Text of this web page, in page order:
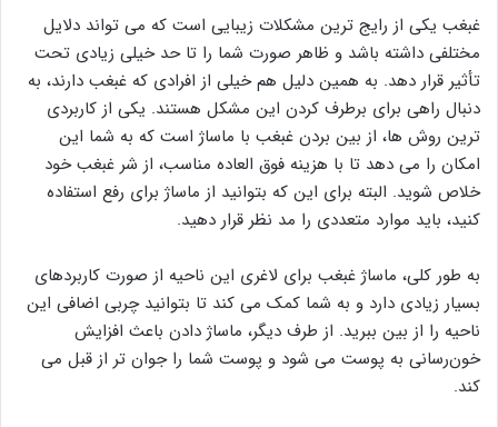
غبغب یکی از رایج ترین مشکلات زیبایی است که می تواند دلایل
مختلفی داشته باشد و ظاهر صورت شما را تا حد خیلی زیادی تحت
تأثیر قرار دهد. به همین دلیل هم خیلی از افرادی که غبغب دارند، به
دنبال راهی برای برطرف کردن این مشکل هستند. یکی از کاربردی
ترین روش ها، از بین بردن غبغب با ماساژ است که به شما این
امکان را می دهد تا با هزینه فوق العاده مناسب، از شر غبغب خود
خلاص شوید. البته برای این که بتوانید از ماساژ برای رفع استفاده
کنید، باید موارد متعددی را مد نظر قرار دهید.
به طور کلی، ماساژ غبغب برای لاغری این ناحیه از صورت کاربردهای
بسیار زیادی دارد و به شما کمک می کند تا بتوانید چربی اضافی این
ناحیه را از بین ببرید. از طرف دیگر، ماساژ دادن باعث افزایش
خون‌رسانی به پوست می شود و پوست شما را جوان تر از قبل می
کند.